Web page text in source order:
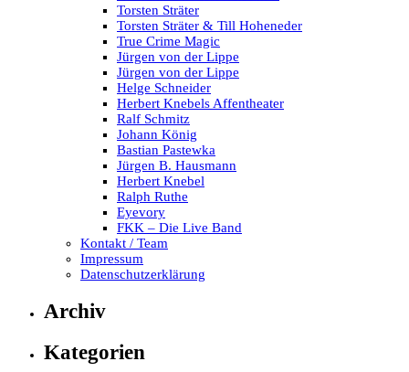
Torsten Sträter
Torsten Sträter & Till Hoheneder
True Crime Magic
Jürgen von der Lippe
Jürgen von der Lippe
Helge Schneider
Herbert Knebels Affentheater
Ralf Schmitz
Johann König
Bastian Pastewka
Jürgen B. Hausmann
Herbert Knebel
Ralph Ruthe
Eyevory
FKK – Die Live Band
Kontakt / Team
Impressum
Datenschutzerklärung
Archiv
Kategorien